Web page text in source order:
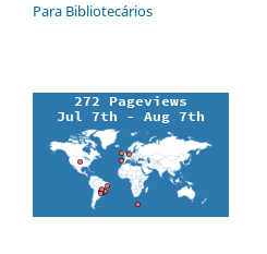
Para Bibliotecários